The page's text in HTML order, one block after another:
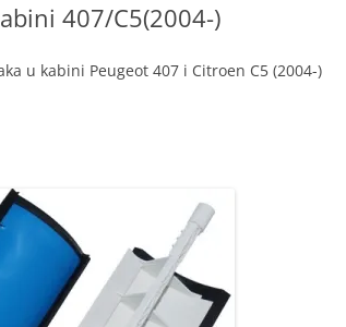
407/C5(2004-)
u kabini Peugeot 407 i Citroen C5 (2004-)